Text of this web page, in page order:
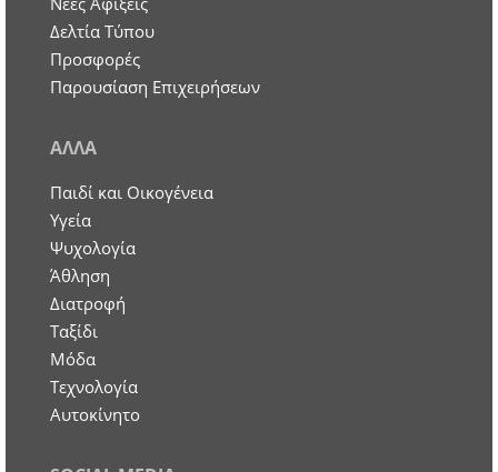
Δελτία Τύπου
Προσφορές
Παρουσίαση Επιχειρήσεων
ΑΛΛΑ
Παιδί και Οικογένεια
Υγεία
Ψυχολογία
Άθληση
Διατροφή
Ταξίδι
Μόδα
Τεχνολογία
Αυτοκίνητο